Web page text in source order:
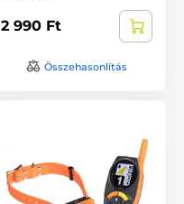
2 990 Ft
Összehasonlítás